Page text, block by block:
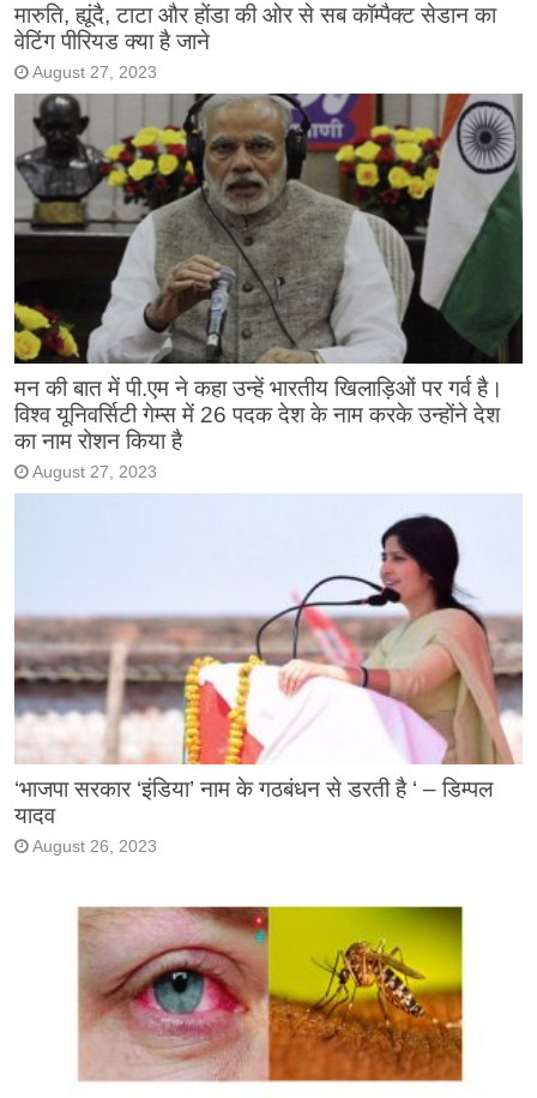
मारुति, ह्यूंदै, टाटा और होंडा की ओर से सब कॉम्पैक्ट सेडान का
वेटिंग पीरियड क्या है जाने
August 27, 2023
मन की बात में पी.एम ने कहा उन्हें भारतीय खिलाड़िओं पर गर्व है।
विश्व यूनिवर्सिटी गेम्स में 26 पदक देश के नाम करके उन्होंने देश
का नाम रोशन किया है
August 27, 2023
‘भाजपा सरकार ‘इंडिया’ नाम के गठबंधन से डरती है ‘ – डिम्पल
यादव
August 26, 2023